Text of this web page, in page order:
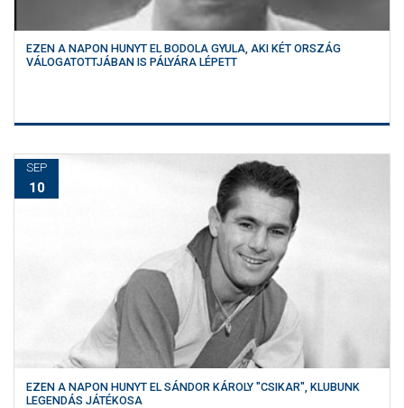
EZEN A NAPON HUNYT EL BODOLA GYULA, AKI KÉT ORSZÁG
VÁLOGATOTTJÁBAN IS PÁLYÁRA LÉPETT
SEP
10
EZEN A NAPON HUNYT EL SÁNDOR KÁROLY "CSIKAR", KLUBUNK
LEGENDÁS JÁTÉKOSA